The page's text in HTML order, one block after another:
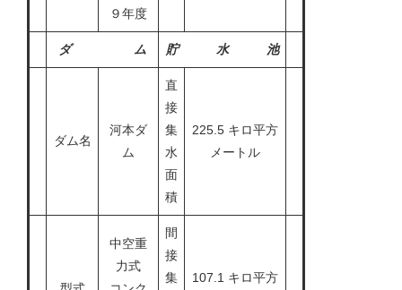
９年度
ダ ム 貯 水 池
ダム名
河本ダ
ム
直
接
集
水
面
積
225.5 キロ平方
メートル
中空重
力式
間
接
集
107.1 キロ平方